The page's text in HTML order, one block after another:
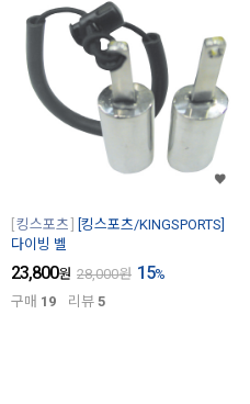
킹스포츠
[킹스포츠/KINGSPORTS]
다이빙 벨
23,800원 28,000원 15%
구매 19 리뷰 5